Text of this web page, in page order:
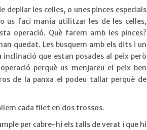
depilar les celles, o unes pinces especials
us faci mania utilitzar les de les celles,
operació. Què farem amb les pinces?
quedat. Les busquem amb els dits i un
que estan posades al peix però
perquè us menjareu el peix ben
de la panxa el podeu tallar perquè de
cada filet en dos trossos.
per cabre-hi els talls de verat i que hi